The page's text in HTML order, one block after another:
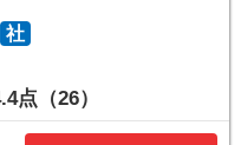
社
点（26）